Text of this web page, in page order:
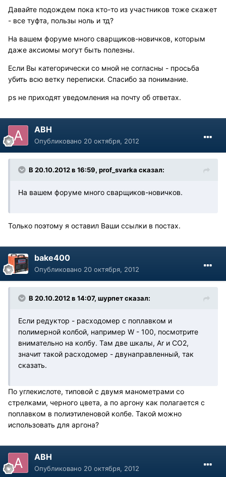
Давайте подождем пока кто-то из участников тоже скажет
- все туфта, пользы ноль и тд?
На вашем форуме много сварщиков-новичков, которым
даже аксиомы могут быть полезны.
Если Вы категорически со мной не согласны - просьба
убить всю ветку переписки. Спасибо за понимание.
ps не приходят уведомления на почту об ответах.
АВН
Опубликовано 20 октября, 2012
В 20.10.2012 в 16:59, prof_svarka сказал:
На вашем форуме много сварщиков-новичков.
Только поэтому я оставил Ваши ссылки в постах.
bake400
Опубликовано 20 октября, 2012
В 20.10.2012 в 14:07, шурпет сказал:
Если редуктор - расходомер с поплавком и
полимерной колбой, например W - 100, посмотрите
внимательно на колбу. Там две шкалы, Ar и СО2,
значит такой расходомер - двунаправленный, так
сказать.
По углекислоте, типовой с двумя манометрами со
стрелками, черного цвета, а по аргону как полагается с
поплавком в полиэтиленовой колбе. Такой можно
использовать для аргона?
АВН
Опубликовано 20 октября, 2012